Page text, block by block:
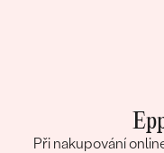
Při nakupování